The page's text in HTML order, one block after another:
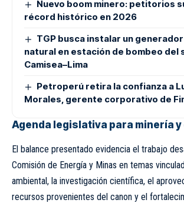
Nuevo boom minero: petitorios
récord histórico en 2026
TGP busca instalar un generador
natural en estación de bombeo del
Camisea–Lima
Petroperú retira la confianza a
Morales, gerente corporativo de
Agenda legislativa para minería
El balance presentado evidencia el trabajo
Comisión de Energía y Minas en temas
ambiental, la investigación científica, el
recursos provenientes del canon y el